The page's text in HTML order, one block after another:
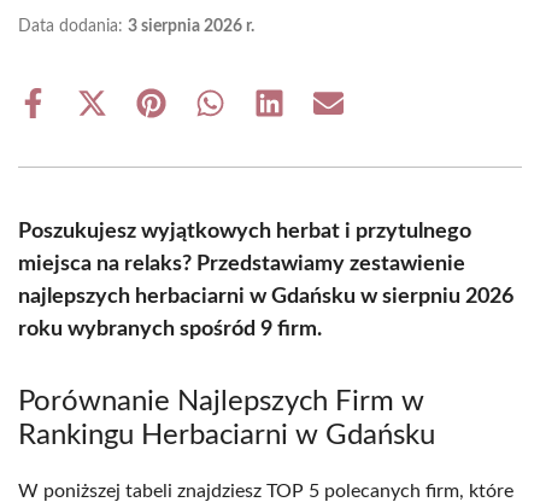
Data dodania: 3 sierpnia 2026 r.
Share
Share
(Twitter)
Share Share Share Share
Poszukujesz wyjątkowych herbat i przytulnego
miejsca na relaks? Przedstawiamy zestawienie
najlepszych herbaciarni w Gdańsku w sierpniu 2026
roku wybranych spośród 9 firm.
Porównanie Najlepszych Firm w
Rankingu Herbaciarni w Gdańsku
W poniższej tabeli znajdziesz TOP 5 polecanych firm, które